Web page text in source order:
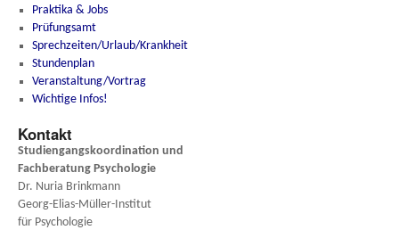
Praktika & Jobs
Prüfungsamt
Sprechzeiten/Urlaub/Krankheit
Stundenplan
Veranstaltung/Vortrag
Wichtige Infos!
Kontakt
Studiengangskoordination und
Fachberatung Psychologie
Dr. Nuria Brinkmann
Georg-Elias-Müller-Institut
für Psychologie